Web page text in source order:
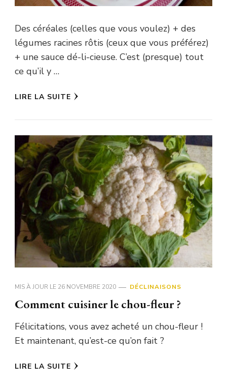
Des céréales (celles que vous voulez) + des
légumes racines rôtis (ceux que vous préférez)
+ une sauce dé-li-cieuse. C’est (presque) tout
ce qu’il y …
LIRE LA SUITE
MIS À JOUR LE 26 NOVEMBRE 2020 DÉCLINAISONS
Comment cuisiner le chou-fleur ?
Félicitations, vous avez acheté un chou-fleur !
Et maintenant, qu’est-ce qu’on fait ?
LIRE LA SUITE